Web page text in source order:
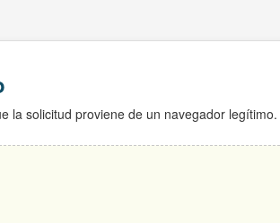
la solicitud proviene de un navegador legítimo.